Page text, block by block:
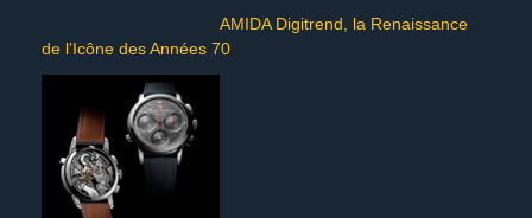
AMIDA Digitrend, la Renaissance
de l’Icône des Années 70